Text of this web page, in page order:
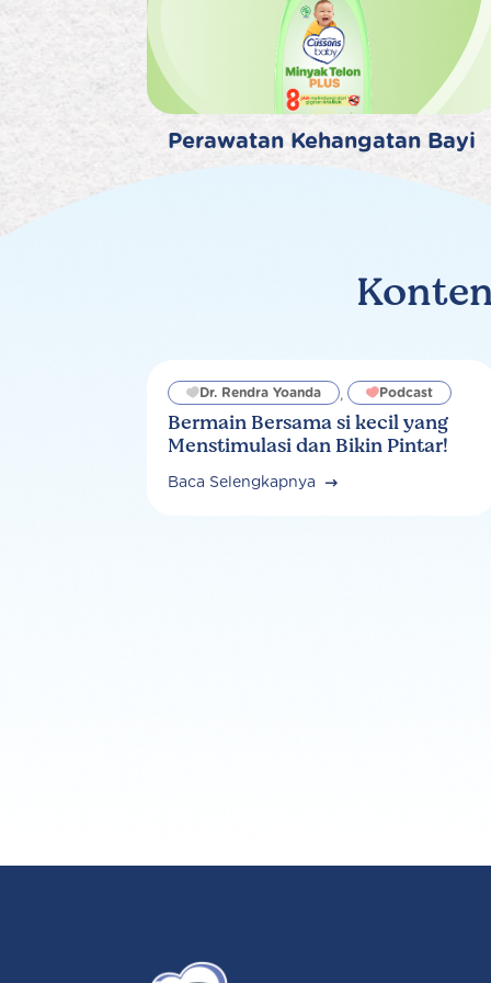
Perawatan Kehangatan Bayi
Bermain Bersama si kecil yang
Menstimulasi dan Bikin Pintar!
Dr. Rendra Yoanda , Podcast
Baca Selengkapnya